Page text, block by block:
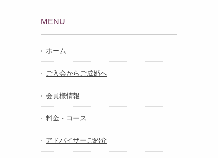
MENU
ホーム
ご入会からご成婚へ
会員様情報
料金・コース
アドバイザーご紹介